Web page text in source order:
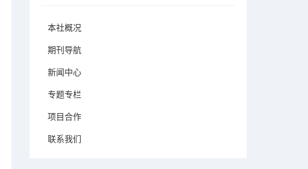
本社概况
期刊导航
新闻中心
专题专栏
项目合作
联系我们